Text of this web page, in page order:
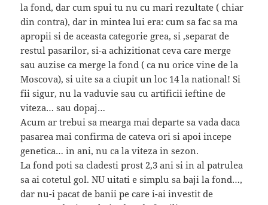
la fond, dar cum spui tu nu cu mari rezultate ( chiar
din contra), dar in mintea lui era: cum sa fac sa ma
apropii si de aceasta categorie grea, si ,separat de
restul pasarilor, si-a achizitionat ceva care merge
sau auzise ca merge la fond ( ca nu orice vine de la
Moscova), si uite sa a ciupit un loc 14 la national! Si
fii sigur, nu la vaduvie sau cu artificii ieftine de
viteza… sau dopaj…
Acum ar trebui sa mearga mai departe sa vada daca
pasarea mai confirma de cateva ori si apoi incepe
genetica… in ani, nu ca la viteza in sezon.
La fond poti sa cladesti prost 2,3 ani si in al patrulea
sa ai cotetul gol. NU uitati e simplu sa baji la fond…,
dar nu-i pacat de banii pe care i-ai investit de